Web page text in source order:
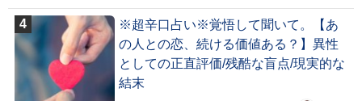
※超辛口占い※覚悟して聞いて。【あ
の人との恋、続ける価値ある？】異性
としての正直評価/残酷な盲点/現実的な
結末